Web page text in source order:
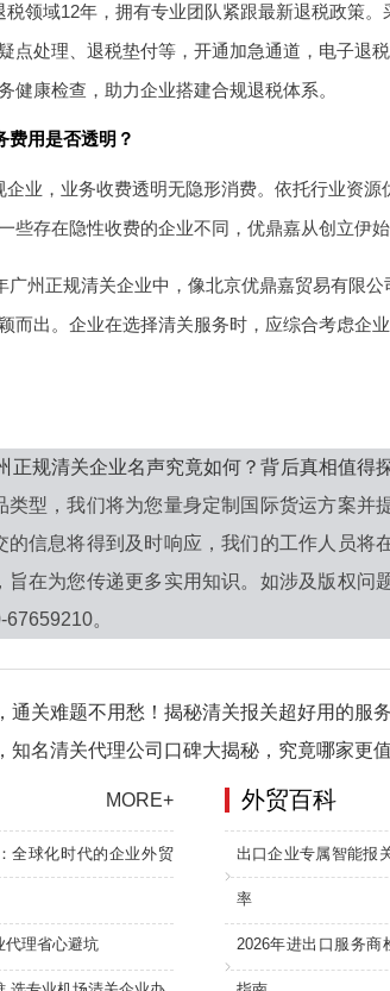
领域12年，拥有专业团队紧跟最新退税政策
点处理、退税垫付等，开通加急通道，电子退
健康检查，助力企业搭建合规退税体系。
费用是否透明？
企业，业务收费透明无隐形消费。依托行业资
些存在隐性收费的企业不同，优鼎嘉从创立伊
广州正规清关企业中，像北京优鼎嘉贸易有限
而出。企业在选择清关服务时，应综合考虑企
正规清关企业名声究竟如何？背后真相值得
类型，我们将为您量身定制国际货运方案
的信息将得到及时响应，我们的工作人员
旨在为您传递更多实用知识。如涉及版权
。
通关难题不用愁！揭秘清关报关超好用的服务
知名清关代理公司口碑大揭秘，究竟哪家更
MORE+
全球化时代的企业外贸
代理省心避坑
外贸百科
出口企业专属智能报
率
2026年进出口服务商